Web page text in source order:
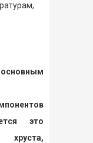
это
хруста,